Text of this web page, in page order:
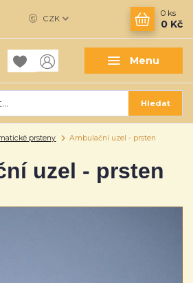
Menu
CZK
Hledat
0 ks
0 Kč
prsteny Ambulační uzel - prsten
uzel - prsten